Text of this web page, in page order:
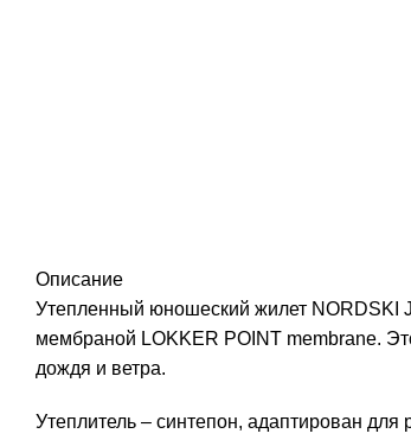
Описание
Утепленный юношеский жилет NORDSKI
мембраной LOKKER POINT membrane.
дождя и ветра.
Утеплитель – синтепон, адаптирован для